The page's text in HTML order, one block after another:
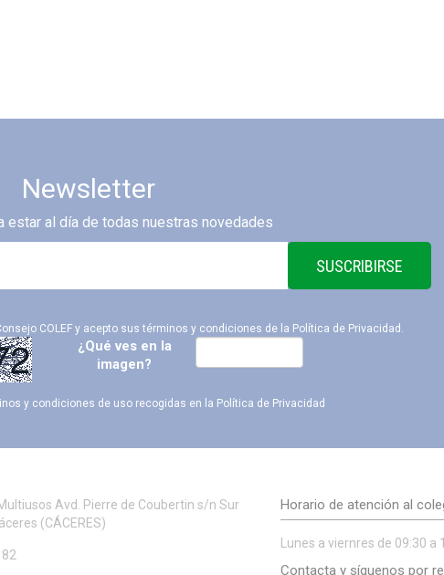
Newsletter
estar al día de todas nuestras novedades
SUSCRIBIRSE
COLEF y acepto sus términos y condiciones de la Política de Privacidad .
¿Qué ves en la
imagen?
y condiciones de uso recogidas en la Política de Privacidad
Avd. Pierre de Coubertin s/n Sur
(CÁCERES)
Horario de atención al
Lunes a viernres de 09:30 a
Contacta y síguenos por